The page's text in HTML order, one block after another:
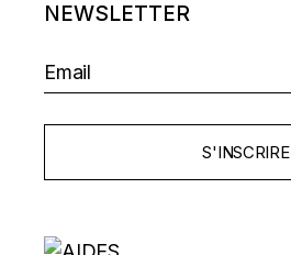
NEWSLETTER
S'INSCRIRE